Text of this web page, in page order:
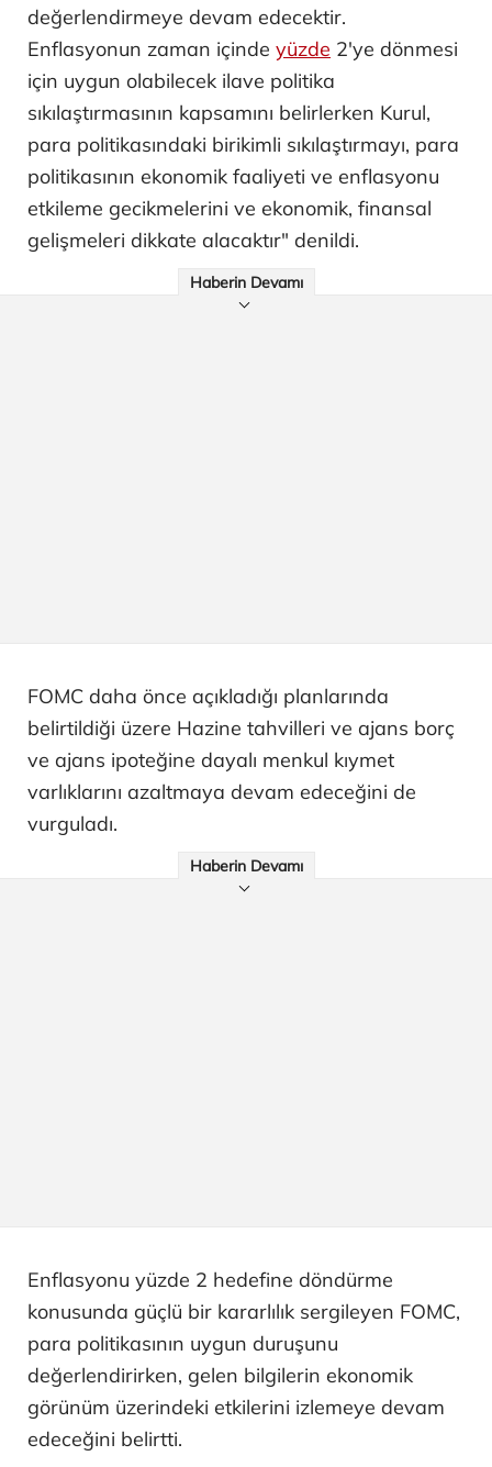
değerlendirmeye devam edecektir.
Enflasyonun zaman içinde yüzde 2'ye dönmesi
için uygun olabilecek ilave politika
sıkılaştırmasının kapsamını belirlerken Kurul,
para politikasındaki birikimli sıkılaştırmayı, para
politikasının ekonomik faaliyeti ve enflasyonu
etkileme gecikmelerini ve ekonomik, finansal
gelişmeleri dikkate alacaktır" denildi.
Haberin Devamı
FOMC daha önce açıkladığı planlarında
belirtildiği üzere Hazine tahvilleri ve ajans borç
ve ajans ipoteğine dayalı menkul kıymet
varlıklarını azaltmaya devam edeceğini de
vurguladı.
Haberin Devamı
Enflasyonu yüzde 2 hedefine döndürme
konusunda güçlü bir kararlılık sergileyen FOMC,
para politikasının uygun duruşunu
değerlendirirken, gelen bilgilerin ekonomik
görünüm üzerindeki etkilerini izlemeye devam
edeceğini belirtti.